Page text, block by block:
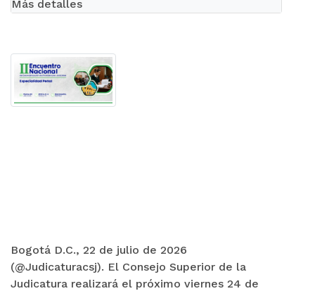
Bogotá D.C., 22 de julio de 2026
(@Judicaturacsj). El Consejo Superior de la
Judicatura realizará el próximo viernes 24 de
Más detalles